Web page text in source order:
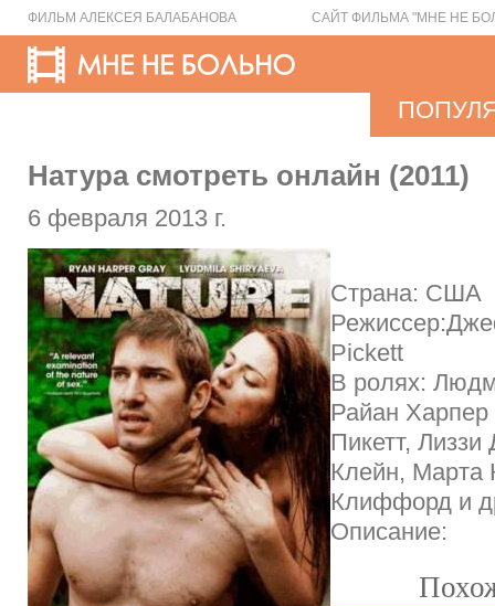
ФИЛЬМ АЛЕКСЕЯ БАЛАБАНОВА САЙТ ФИЛЬМА "МНЕ НЕ
Натура смотреть онлайн (2011)
6 февраля 2013 г.
Страна: США
Pickett
В ролях:
Райан
Пикетт,
Клейн, Марта
Клиффорд и
Описание: